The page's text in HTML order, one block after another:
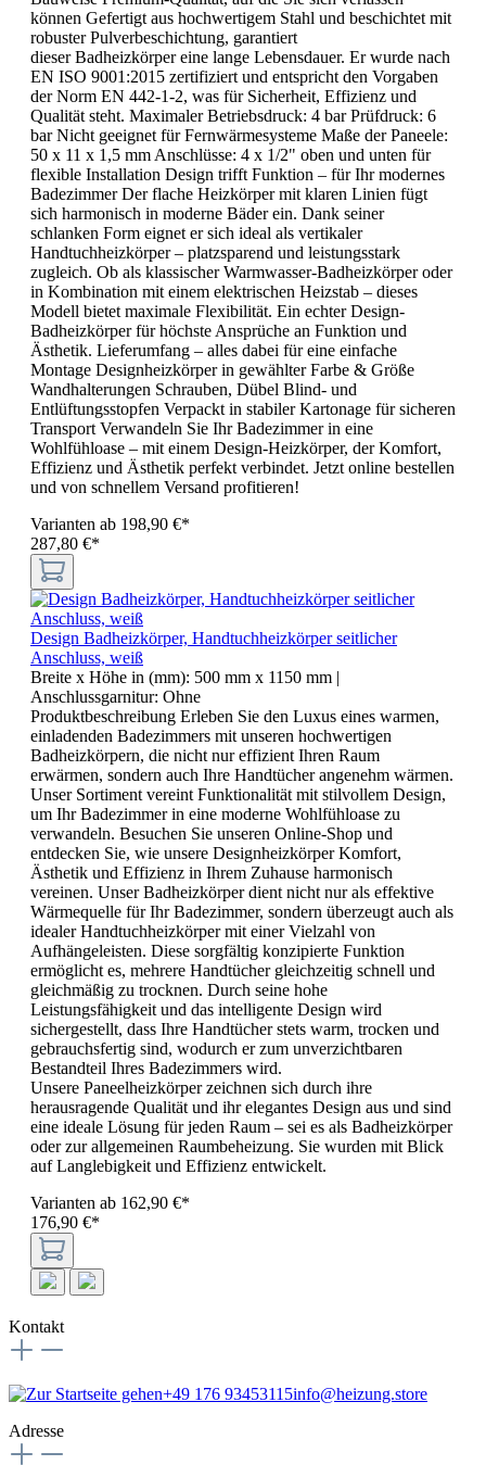
können Gefertigt aus hochwertigem Stahl und beschichtet mit
robuster Pulverbeschichtung, garantiert
dieser Badheizkörper eine lange Lebensdauer. Er wurde nach
EN ISO 9001:2015 zertifiziert und entspricht den Vorgaben
der Norm EN 442-1-2, was für Sicherheit, Effizienz und
Qualität steht. Maximaler Betriebsdruck: 4 bar Prüfdruck: 6
bar Nicht geeignet für Fernwärmesysteme Maße der Paneele:
50 x 11 x 1,5 mm Anschlüsse: 4 x 1/2" oben und unten für
flexible Installation Design trifft Funktion – für Ihr modernes
Badezimmer Der flache Heizkörper mit klaren Linien fügt
sich harmonisch in moderne Bäder ein. Dank seiner
schlanken Form eignet er sich ideal als vertikaler
Handtuchheizkörper – platzsparend und leistungsstark
zugleich. Ob als klassischer Warmwasser-Badheizkörper oder
in Kombination mit einem elektrischen Heizstab – dieses
Modell bietet maximale Flexibilität. Ein echter Design-
Badheizkörper für höchste Ansprüche an Funktion und
Ästhetik. Lieferumfang – alles dabei für eine einfache
Montage Designheizkörper in gewählter Farbe & Größe
Wandhalterungen Schrauben, Dübel Blind- und
Entlüftungsstopfen Verpackt in stabiler Kartonage für sicheren
Transport Verwandeln Sie Ihr Badezimmer in eine
Wohlfühloase – mit einem Design-Heizkörper, der Komfort,
Effizienz und Ästhetik perfekt verbindet. Jetzt online bestellen
und von schnellem Versand profitieren!
Varianten ab 198,90 €*
287,80 €*
Design Badheizkörper, Handtuchheizkörper seitlicher
Anschluss, weiß
Breite x Höhe in (mm): 500 mm x 1150 mm |
Anschlussgarnitur: Ohne
Produktbeschreibung Erleben Sie den Luxus eines warmen,
einladenden Badezimmers mit unseren hochwertigen
Badheizkörpern, die nicht nur effizient Ihren Raum
erwärmen, sondern auch Ihre Handtücher angenehm wärmen.
Unser Sortiment vereint Funktionalität mit stilvollem Design,
um Ihr Badezimmer in eine moderne Wohlfühloase zu
verwandeln. Besuchen Sie unseren Online-Shop und
entdecken Sie, wie unsere Designheizkörper Komfort,
Ästhetik und Effizienz in Ihrem Zuhause harmonisch
vereinen. Unser Badheizkörper dient nicht nur als effektive
Wärmequelle für Ihr Badezimmer, sondern überzeugt auch als
idealer Handtuchheizkörper mit einer Vielzahl von
Aufhängeleisten. Diese sorgfältig konzipierte Funktion
ermöglicht es, mehrere Handtücher gleichzeitig schnell und
gleichmäßig zu trocknen. Durch seine hohe
Leistungsfähigkeit und das intelligente Design wird
sichergestellt, dass Ihre Handtücher stets warm, trocken und
gebrauchsfertig sind, wodurch er zum unverzichtbaren
Bestandteil Ihres Badezimmers wird.
Unsere Paneelheizkörper zeichnen sich durch ihre
herausragende Qualität und ihr elegantes Design aus und sind
eine ideale Lösung für jeden Raum – sei es als Badheizkörper
oder zur allgemeinen Raumbeheizung. Sie wurden mit Blick
auf Langlebigkeit und Effizienz entwickelt.
Varianten ab 162,90 €*
176,90 €*
Kontakt
+49 176 93453115info@heizung.store
Adresse